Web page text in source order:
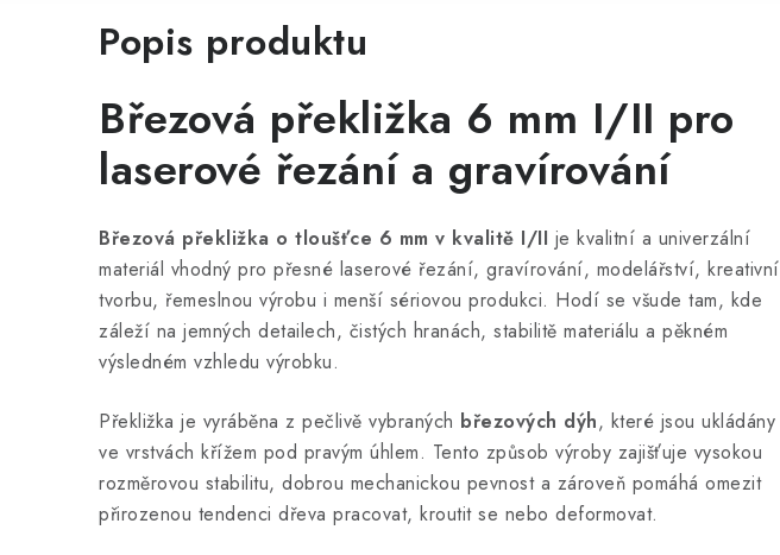
Popis produktu
Březová překližka 6 mm I/II pro
laserové řezání a gravírování
Březová překližka o tloušťce 6 mm v kvalitě I/II je kvalitní a univerzální
materiál vhodný pro přesné laserové řezání, gravírování, modelářství, kreativní
tvorbu, řemeslnou výrobu i menší sériovou produkci. Hodí se všude tam, kde
záleží na jemných detailech, čistých hranách, stabilitě materiálu a pěkném
výsledném vzhledu výrobku.
Překližka je vyráběna z pečlivě vybraných březových dýh, které jsou ukládány
ve vrstvách křížem pod pravým úhlem. Tento způsob výroby zajišťuje vysokou
rozměrovou stabilitu, dobrou mechanickou pevnost a zároveň pomáhá omezit
přirozenou tendenci dřeva pracovat, kroutit se nebo deformovat.